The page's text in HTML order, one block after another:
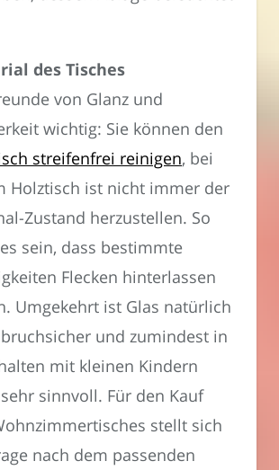
des Tisches
von Glanz und
wichtig: Sie können den
streifenfrei reinigen, bei
Holztisch ist nicht immer der
Zustand herzustellen. So
sein, dass bestimmte
Flecken hinterlassen
Umgekehrt ist Glas natürlich
und zumindest in
mit kleinen Kindern
sinnvoll. Für den Kauf
stellt sich
nach dem passenden